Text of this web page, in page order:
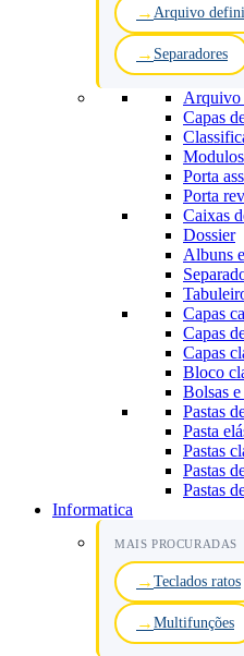
Arquivo
Separadores
Capas
Porta
Porta
Caixas
Dossier
Albuns
Capas
Capas
Capas
Bloco
Bolsas
Pastas
Pasta
Pastas
Pastas
Pastas
Informatica
MAIS PROCURADAS
Teclados ratos
Multifunções